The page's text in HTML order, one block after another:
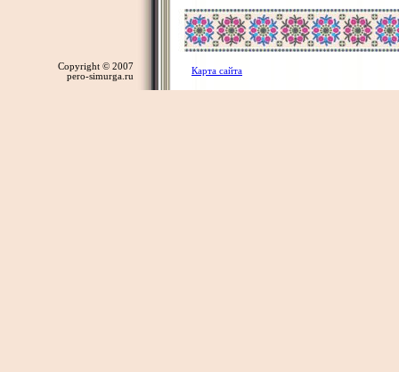
Copyright © 2007
pero-simurga.ru
Карта сайта